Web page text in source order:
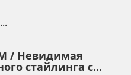
/ Невидимая
стайлинга с...